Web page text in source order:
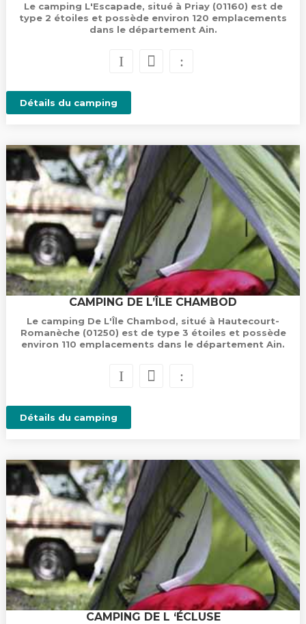
Le camping L'Escapade, situé à Priay (01160) est de
type 2 étoiles et possède environ 120 emplacements
dans le département Ain.
Détails du camping
CAMPING DE L’ÎLE CHAMBOD
Le camping De L'Île Chambod, situé à Hautecourt-
Romanèche (01250) est de type 3 étoiles et possède
environ 110 emplacements dans le département Ain.
Détails du camping
CAMPING DE L ‘ÉCLUSE